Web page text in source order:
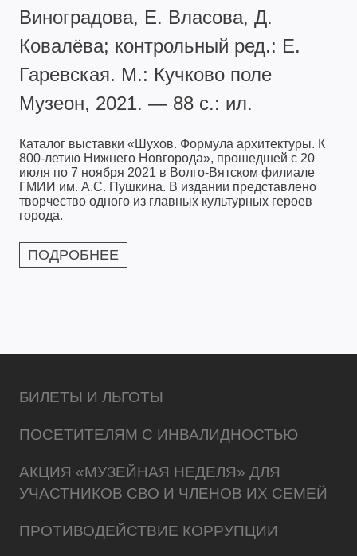
Виноградова, Е. Власова, Д.
Ковалёва; контрольный ред.: Е.
Гаревская. М.: Кучково поле
Музеон, 2021. — 88 с.: ил.
Каталог выставки «Шухов. Формула архитектуры. К
800-летию Нижнего Новгорода», прошедшей с 20
июля по 7 ноября 2021 в Волго-Вятском филиале
ГМИИ им. А.С. Пушкина. В издании представлено
творчество одного из главных культурных героев
города.
ПОДРОБНЕЕ
БИЛЕТЫ И ЛЬГОТЫ
ПОСЕТИТЕЛЯМ С ИНВАЛИДНОСТЬЮ
АКЦИЯ «МУЗЕЙНАЯ НЕДЕЛЯ» ДЛЯ
УЧАСТНИКОВ СВО И ЧЛЕНОВ ИХ СЕМЕЙ
ПРОТИВОДЕЙСТВИЕ КОРРУПЦИИ